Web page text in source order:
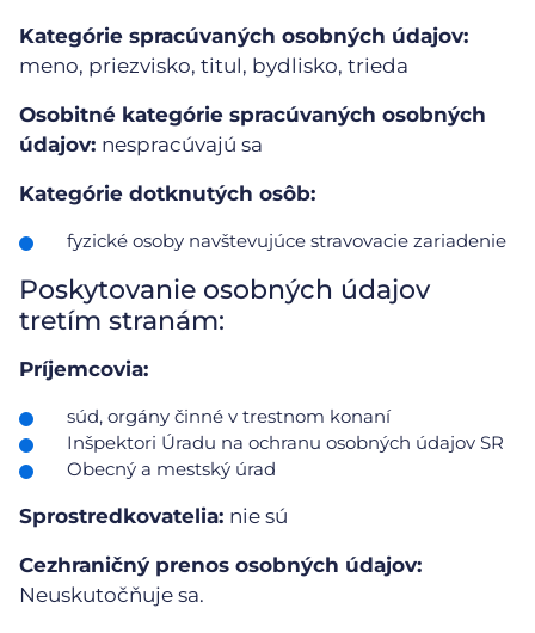
Kategórie spracúvaných osobných údajov:
meno, priezvisko, titul, bydlisko, trieda
Osobitné kategórie spracúvaných osobných
údajov: nespracúvajú sa
Kategórie dotknutých osôb:
fyzické osoby navštevujúce stravovacie zariadenie
Poskytovanie osobných údajov
tretím stranám:
Príjemcovia:
súd, orgány činné v trestnom konaní
Inšpektori Úradu na ochranu osobných údajov SR
Obecný a mestský úrad
Sprostredkovatelia: nie sú
Cezhraničný prenos osobných údajov:
Neuskutočňuje sa.